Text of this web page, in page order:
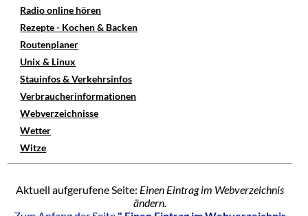
Radio online hören
Rezepte - Kochen & Backen
Routenplaner
Unix & Linux
Stauinfos & Verkehrsinfos
Verbraucherinformationen
Webverzeichnisse
Wetter
Witze
Aktuell aufgerufene Seite: Einen Eintrag im Webverzeichnis
ändern.